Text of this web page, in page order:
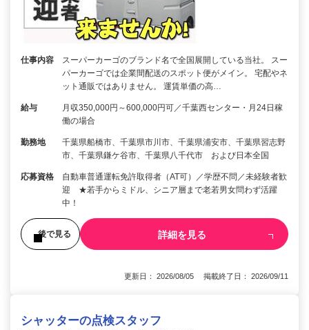
仕事内容
スーパーカーゴのブランド名で全国展開している当社。 スー
パーカーゴでは企業間配送のスポット便がメイン。 宅配やネ
ット通販ではありません。 運賃単価の高…
給与
月収350,000円～600,000円可／千葉西センター・月24日稼
働の場合
勤務地
千葉県船橋市、千葉県市川市、千葉県浦安市、千葉県習志野
市、千葉県鎌ケ谷市、千葉県八千代市 および日本全国
応募資格
自動車普通運転免許取得者（AT可）／学歴不問／未経験者歓
迎 ★若手からミドル、シニア層まで老若男女問わず活躍
中！
後で見る 詳細を見る
更新日： 2026/08/05 掲載終了日： 2026/09/11
シャッターの点検スタッフ